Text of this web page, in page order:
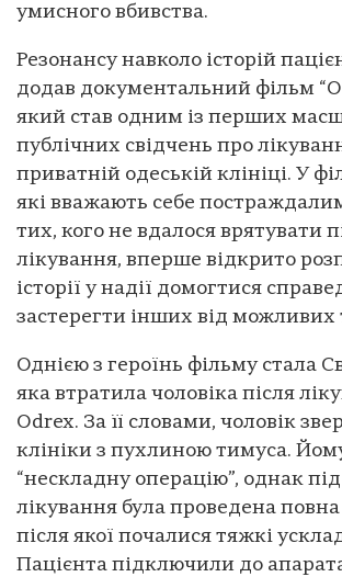
умисного вбивства.
Резонансу навколо історій
додав документальний фільм
який став одним із перших
публічних свідчень про
приватній одеській клініці. У
які вважають себе
тих, кого не вдалося врятувати
лікування, вперше відкрито
історії у надії домогтися
застерегти інших від можливих
Однією з героїнь фільму стала
яка втратила чоловіка після
Odrex. За її словами, чоловік
клініки з пухлиною тимуса.
“нескладну операцію”, однак
лікування була проведена повна
після якої почалися тяжкі
Пацієнта підключили до